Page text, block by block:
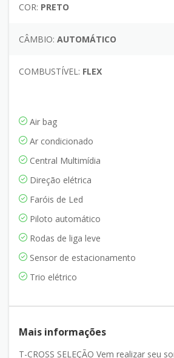
COR: PRETO
CÂMBIO: AUTOMÁTICO
COMBUSTÍVEL: FLEX
Air bag
Ar condicionado
Central Multimídia
Direção elétrica
Faróis de Led
Piloto automático
Rodas de liga leve
Sensor de estacionamento
Trio elétrico
Mais informações
T-CROSS SELEÇÃO Vem realizar seu